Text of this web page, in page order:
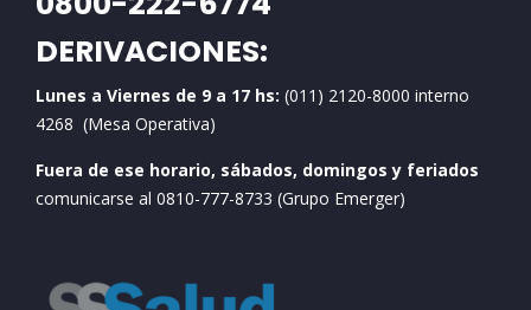
DERIVACIONES:
Lunes a Viernes de 9 a 17 hs: (011) 2120-8000 interno
4268 (Mesa Operativa)
Fuera de ese horario, sábados, domingos y feriados
comunicarse al 0810-777-8733 (Grupo Emerger)